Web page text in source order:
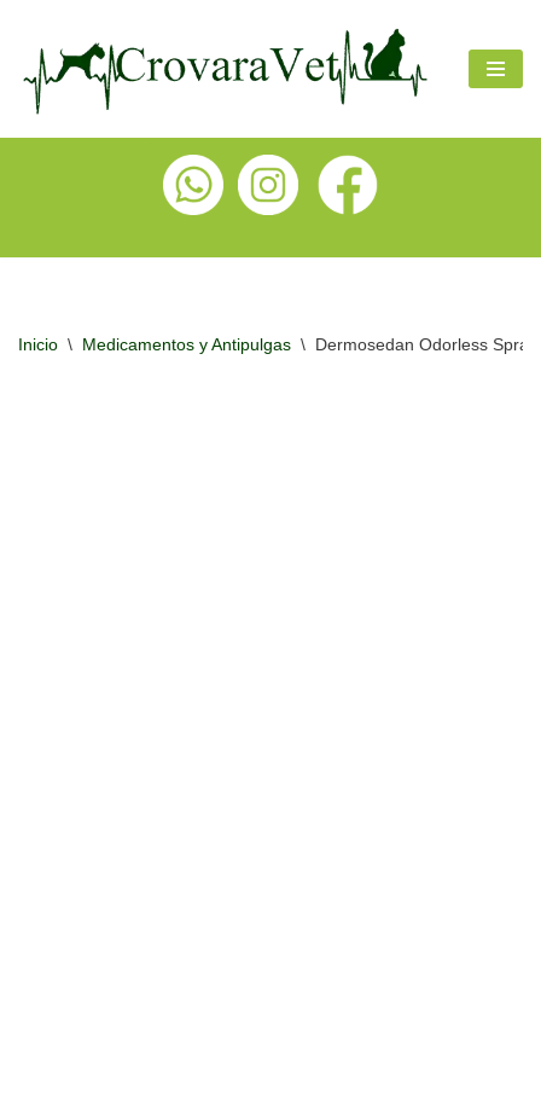
Inicio \ Medicamentos y Antipulgas \ Dermosedan Odorless